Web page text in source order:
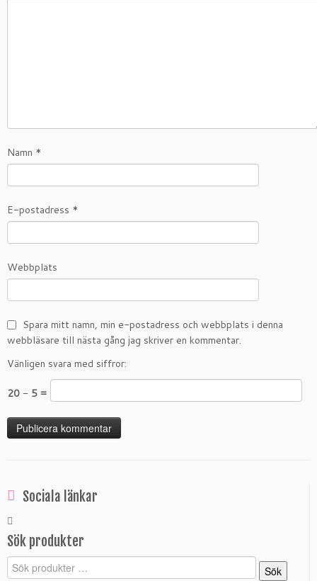
Namn *
E-postadress *
Webbplats
Spara mitt namn, min e-postadress och webbplats i denna
webbläsare till nästa gång jag skriver en kommentar.
Vänligen svara med siffror:
20 − 5 =
Sociala länkar
Sök produkter
Sök
Sök